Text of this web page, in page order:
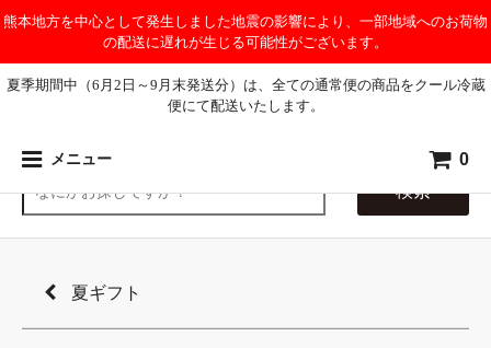
熊本地方を中心として発生しました地震の影響により、一部地域へのお荷物
の配送に遅れが生じる可能性がございます。
夏季期間中（6月2日～9月末発送分）は、全ての通常便の商品をクール冷蔵
便にて配送いたします。
メニュー
0
検索
夏ギフト